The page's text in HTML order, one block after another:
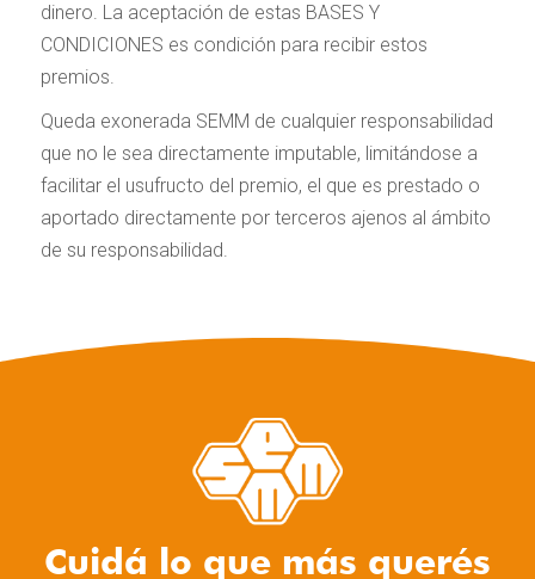
dinero. La aceptación de estas BASES Y
CONDICIONES es condición para recibir estos
premios.
Queda exonerada SEMM de cualquier responsabilidad
que no le sea directamente imputable, limitándose a
facilitar el usufructo del premio, el que es prestado o
aportado directamente por terceros ajenos al ámbito
de su responsabilidad.
Cuidá lo que más querés